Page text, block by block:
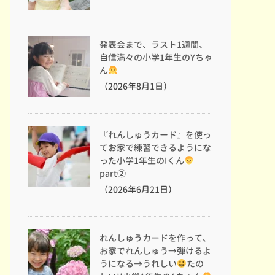
発表会まで、ラスト1週間、
自信満々の小学1年生のYちゃ
ん
（2026年8月1日）
『れんしゅうカード』を使っ
てお家で練習できるようにな
った小学1年生のIくん
part②
（2026年6月21日）
れんしゅうカードを作って、
お家でれんしゅう→弾けるよ
うになる→うれしい
たの